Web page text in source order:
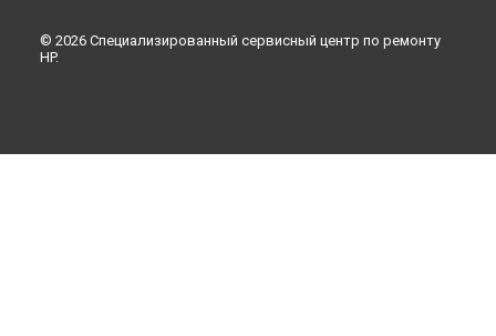
© 2026 Специализированный сервисный центр по ремонту
HP.